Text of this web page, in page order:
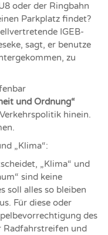
oder der Ringbahn
Parkplatz findet?
IGEB-
sagt, er benutze
zu
und Ordnung“
hinein.
„Klima“:
„Klima“ und
sind keine
soll alles so bleiben
Für diese oder
des
Radfahrstreifen und